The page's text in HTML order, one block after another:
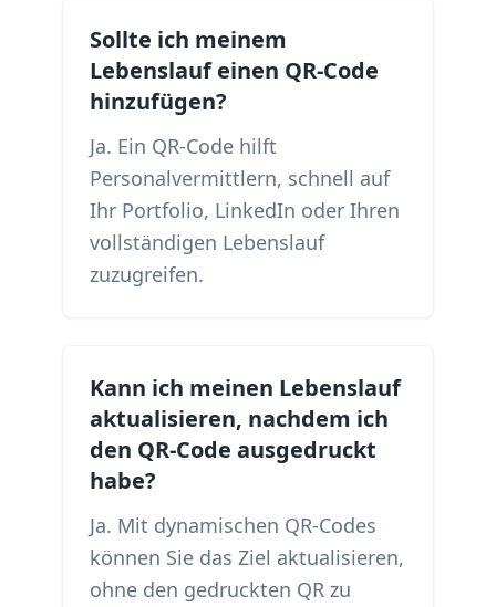
Sollte ich meinem
Lebenslauf einen QR-Code
hinzufügen?
Ja. Ein QR-Code hilft
Personalvermittlern, schnell auf
Ihr Portfolio, LinkedIn oder Ihren
vollständigen Lebenslauf
zuzugreifen.
Kann ich meinen Lebenslauf
aktualisieren, nachdem ich
den QR-Code ausgedruckt
habe?
Ja. Mit dynamischen QR-Codes
können Sie das Ziel aktualisieren,
ohne den gedruckten QR zu